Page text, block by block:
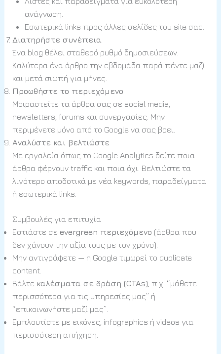
ανάγνωση.
Εσωτερικά links προς άλλες σελίδες του site σας.
Διατηρήστε συνέπεια
Ένα blog θέλει σταθερό ρυθμό δημοσιεύσεων.
Καλύτερα ένα άρθρο την εβδομάδα παρά πέντε μαζί
και μετά σιωπή για μήνες.
Προωθήστε το περιεχόμενο
Μοιραστείτε τα άρθρα σας σε social media,
newsletters, forums και συνεργασίες. Μην
περιμένετε μόνο από το Google να σας βρει.
Αναλύστε και βελτιώστε
Με εργαλεία όπως το Google Analytics δείτε ποια
άρθρα φέρνουν traffic και ποια όχι. Βελτιώστε τα
λιγότερο αποδοτικά με νέα keywords, παραδείγματα
ή εσωτερικά links.
Συμβουλές για επιτυχία
Εστιάστε σε evergreen περιεχόμενο (άρθρα που
δεν χάνουν την αξία τους με τον χρόνο).
Μην αντιγράφετε — η Google τιμωρεί το duplicate
content.
Βάλτε καλέσματα σε δράση (CTAs), π.χ. “μάθετε
περισσότερα για τις υπηρεσίες μας” ή
“επικοινωνήστε μαζί μας”.
Εμπλουτίστε με εικόνες, infographics ή videos για
περισσότερη απήχηση.